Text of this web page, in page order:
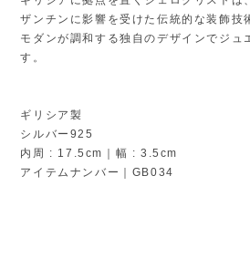
ザンチンに影響を受けた伝統的な装飾技
モダンが調和する独自のデザインでジュ
す。
ギリシア製
シルバー925
内周 : 17.5cm｜幅 : 3.5cm
アイテムナンバー｜GB034